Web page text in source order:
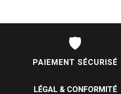
🛡️
PAIEMENT SÉCURISÉ
LÉGAL & CONFORMITÉ